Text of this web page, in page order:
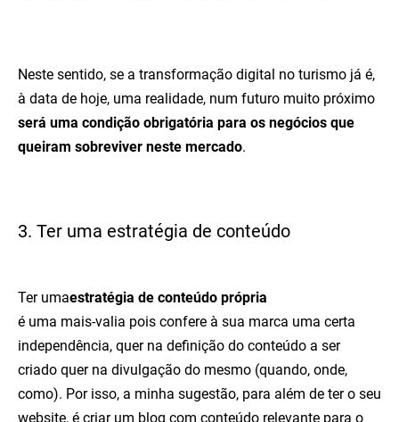
Neste sentido, se a transformação digital no turismo já é,
à data de hoje, uma realidade, num futuro muito próximo
será uma condição obrigatória para os negócios que
queiram sobreviver neste mercado.
3. Ter uma estratégia de conteúdo
Ter umaestratégia de conteúdo própria
é uma mais-valia pois confere à sua marca uma certa
independência, quer na definição do conteúdo a ser
criado quer na divulgação do mesmo (quando, onde,
como). Por isso, a minha sugestão, para além de ter o seu
website, é criar um blog com conteúdo relevante para o